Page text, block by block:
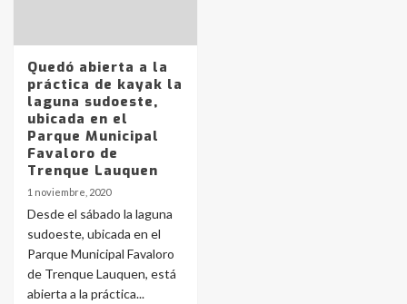
Quedó abierta a la
práctica de kayak la
laguna sudoeste,
ubicada en el
Parque Municipal
Favaloro de
Trenque Lauquen
1 noviembre, 2020
Desde el sábado la laguna
sudoeste, ubicada en el
Parque Municipal Favaloro
de Trenque Lauquen, está
abierta a la práctica...
4
joven de Trenque Lauquen
5
Los precios de los combustibles en
La Pampa, desde YPF hasta Axion
entre 857 a 1338 pesos
6
La Bolsa de Cereales de Bahía
Blanca anticipa que Agosto vendrá
con lluvias y heladas, en gran parte
de la provincia